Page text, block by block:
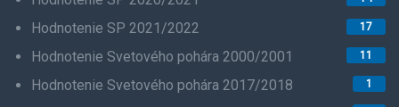
Hodnotenie SP 2021/2022 17
Hodnotenie Svetového pohára 2000/2001 11
Hodnotenie Svetového pohára 2017/2018 1